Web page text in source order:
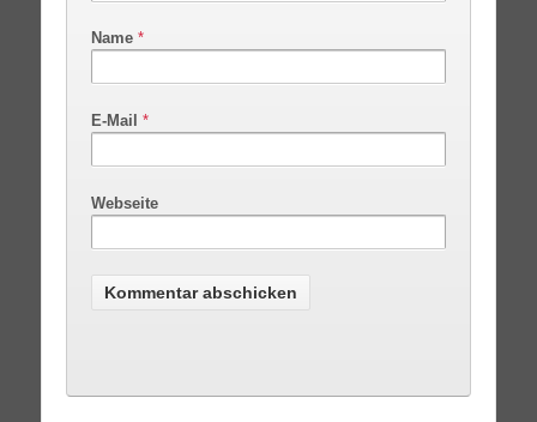
Name *
E-Mail *
Webseite